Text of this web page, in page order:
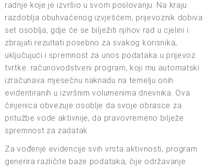
radnje koje je izvršio u svom poslovanju. Na kraju
razdoblja obuhvaćenog izvješćem, prijevoznik dobiva
set osoblja, gdje će se bilježiti njihov rad u cjelini i
zbrajati rezultati posebno za svakog korisnika,
uključujući i spremnost za unos podataka u prijevoz
tvrtke. računovodstveni program, koji mu automatski
izračunava mjesečnu naknadu na temelju onih
evidentiranih u izvršnim volumenima dnevnika. Ova
činjenica obvezuje osoblje da svoje obrasce za
pritužbe vode aktivnije, da pravovremeno bilježe
spremnost za zadatak.
Za vođenje evidencije svih vrsta aktivnosti, program
generira različite baze podataka, čije održavanje